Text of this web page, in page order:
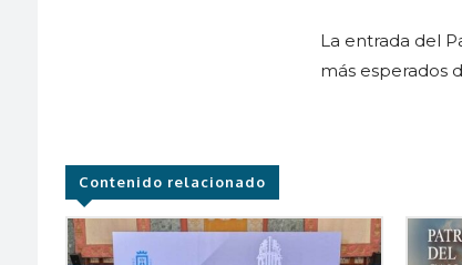
La entrada del
más esperados
Contenido relacionado